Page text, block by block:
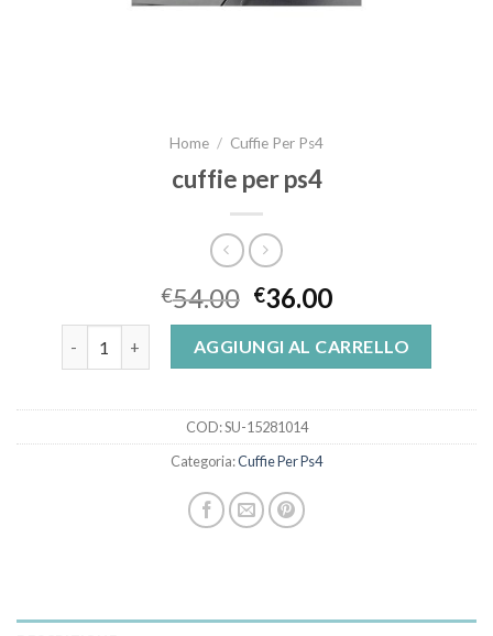
Home / Cuffie Per Ps4
cuffie per ps4
€54.00 €36.00
cuffie per ps4 quantitàAGGIUNGI AL CARRELLO
COD:SU-15281014
Categoria:Cuffie Per Ps4